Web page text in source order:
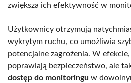
zwiększa ich efektywność w
Użytkownicy otrzymują
wykrytym ruchu, co umożliwia
potencjalne zagrożenia. W
poprawiają bezpieczeństwo, ale
dostęp do monitoringu w